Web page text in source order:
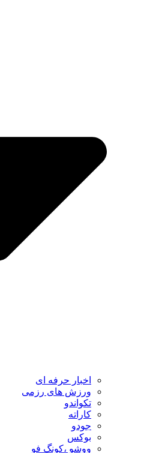
اخبار حرفه ای
ورزش های رزمی
تکواندو
کاراته
جودو
بوکس
ووشو ،کونگ فو